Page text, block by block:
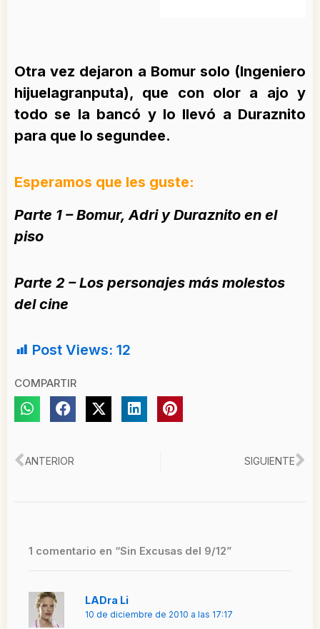
Otra vez dejaron a Bomur solo (Ingeniero
hijuelagranputa), que con olor a ajo y
todo se la bancó y lo llevó a Duraznito
para que lo segundee.
Esperamos que les guste:
Parte 1 – Bomur, Adri y Duraznito en el
piso
Parte 2 – Los personajes más molestos
del cine
Post Views: 12
COMPARTIR
Ant
ANTERIOR SIGUIENTE
1 comentario en “Sin Excusas del 9/12”
LADra Li
10 de diciembre de 2010 a las 17:17